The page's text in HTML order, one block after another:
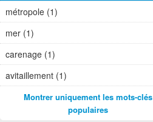
métropole (1)
mer (1)
carenage (1)
avitaillement (1)
Montrer uniquement les mots-clés
populaires